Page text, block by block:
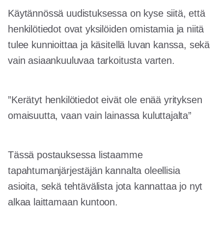
Käytännössä uudistuksessa on kyse siitä, että
henkilötiedot ovat yksilöiden omistamia ja niitä
tulee kunnioittaa ja käsitellä luvan kanssa, sekä
vain asiaankuuluvaa tarkoitusta varten.
”Kerätyt henkilötiedot eivät ole enää yrityksen
omaisuutta, vaan vain lainassa kuluttajalta”
Tässä postauksessa listaamme
tapahtumanjärjestäjän kannalta oleellisia
asioita, sekä tehtävälista jota kannattaa jo nyt
alkaa laittamaan kuntoon.